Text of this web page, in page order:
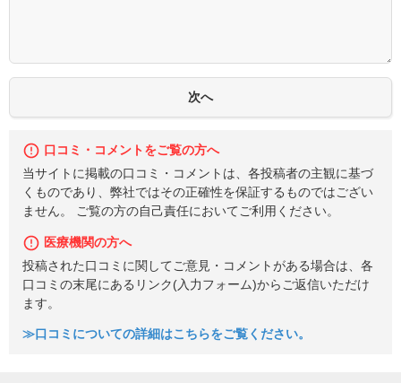
口コミ・コメントをご覧の方へ
当サイトに掲載の口コミ・コメントは、各投稿者の主観に基づ
くものであり、弊社ではその正確性を保証するものではござい
ません。 ご覧の方の自己責任においてご利用ください。
医療機関の方へ
投稿された口コミに関してご意見・コメントがある場合は、各
口コミの末尾にあるリンク(入力フォーム)からご返信いただけ
ます。
≫口コミについての詳細はこちらをご覧ください。